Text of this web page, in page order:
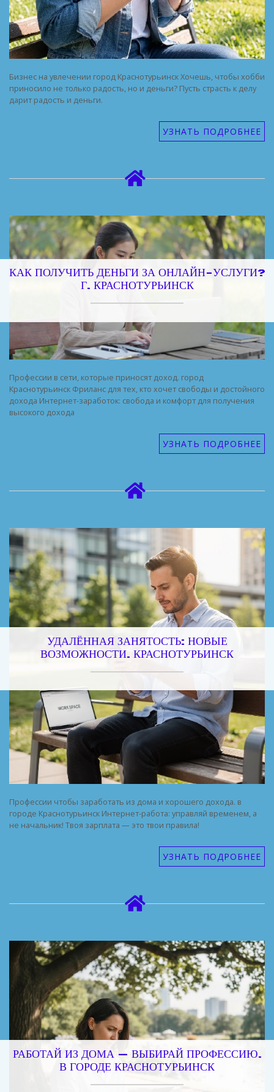
Бизнес на увлечении город Краснотурьинск Хочешь, чтобы хобби
приносило не только радость, но и деньги? Пусть страсть к делу
дарит радость и деньги.
УЗНАТЬ ПОДРОБНЕЕ
КАК ПОЛУЧИТЬ ДЕНЬГИ ЗА ОНЛАЙН-УСЛУГИ?
Г. КРАСНОТУРЬИНСК
Профессии в сети, которые приносят доход. город
Краснотурьинск Фриланс для тех, кто хочет свободы и достойного
дохода Интернет-заработок: свобода и комфорт для получения
высокого дохода
УЗНАТЬ ПОДРОБНЕЕ
УДАЛЁННАЯ ЗАНЯТОСТЬ: НОВЫЕ
ВОЗМОЖНОСТИ. КРАСНОТУРЬИНСК
Профессии чтобы заработать из дома и хорошего дохода. в
городе Краснотурьинск Интернет-работа: управляй временем, а
не начальник! Твоя зарплата — это твои правила!
УЗНАТЬ ПОДРОБНЕЕ
РАБОТАЙ ИЗ ДОМА — ВЫБИРАЙ ПРОФЕССИЮ.
В ГОРОДЕ КРАСНОТУРЬИНСК